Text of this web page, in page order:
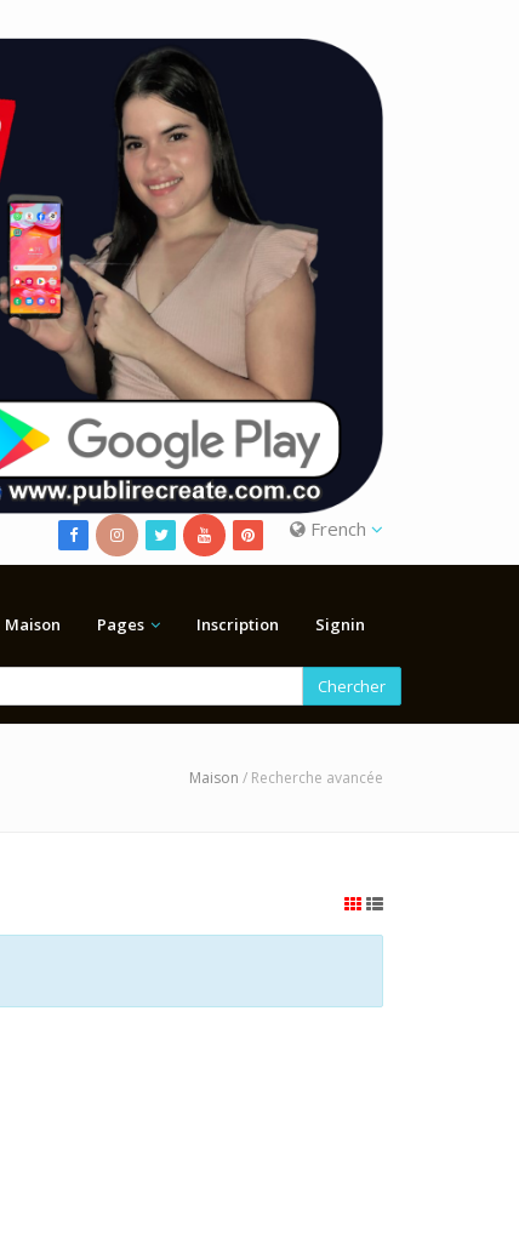
French
Maison Pages Inscription Signin
Chercher
Maison / Recherche avancée